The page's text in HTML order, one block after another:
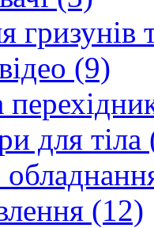
гризунів
(9)
для тіла
(12)